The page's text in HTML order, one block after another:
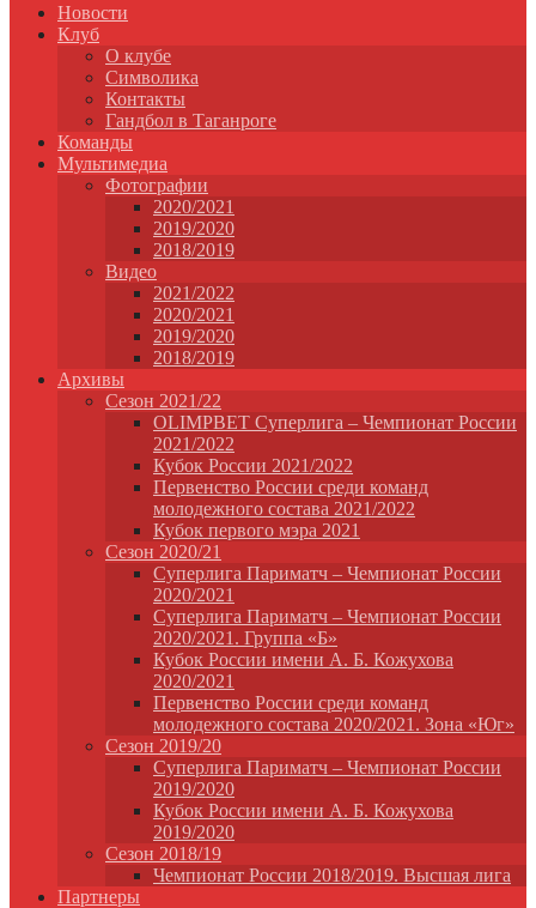
Новости
Клуб
О клубе
Символика
Контакты
Гандбол в Таганроге
Команды
Мультимедиа
Фотографии
2020/2021
2019/2020
2018/2019
Видео
2021/2022
2020/2021
2019/2020
2018/2019
Архивы
Сезон 2021/22
OLIMPBET Суперлига – Чемпионат России
2021/2022
Кубок России 2021/2022
Первенство России среди команд
молодежного состава 2021/2022
Кубок первого мэра 2021
Сезон 2020/21
Суперлига Париматч – Чемпионат России
2020/2021
Суперлига Париматч – Чемпионат России
2020/2021. Группа «Б»
Кубок России имени А. Б. Кожухова
2020/2021
Первенство России среди команд
молодежного состава 2020/2021. Зона «Юг»
Сезон 2019/20
Суперлига Париматч – Чемпионат России
2019/2020
Кубок России имени А. Б. Кожухова
2019/2020
Сезон 2018/19
Чемпионат России 2018/2019. Высшая лига
Партнеры